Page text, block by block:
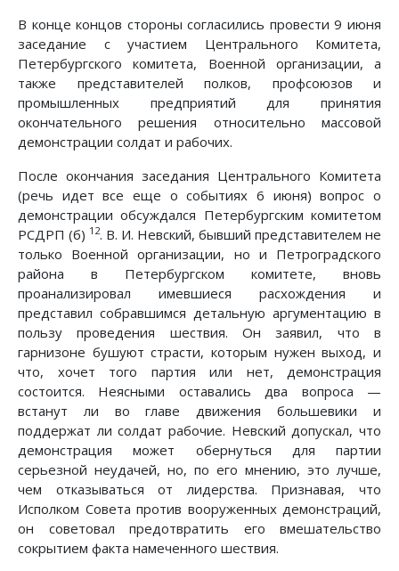
В конце концов стороны согласились провести 9 июня
заседание с участием Центрального Комитета,
Петербургского комитета, Военной организации, а
также представителей полков, профсоюзов и
промышленных предприятий для принятия
окончательного решения относительно массовой
демонстрации солдат и рабочих.
После окончания заседания Центрального Комитета
(речь идет все еще о событиях 6 июня) вопрос о
демонстрации обсуждался Петербургским комитетом
РСДРП (б) 12. В. И. Невский, бывший представителем не
только Военной организации, но и Петроградского
района в Петербургском комитете, вновь
проанализировал имевшиеся расхождения и
представил собравшимся детальную аргументацию в
пользу проведения шествия. Он заявил, что в
гарнизоне бушуют страсти, которым нужен выход, и
что, хочет того партия или нет, демонстрация
состоится. Неясными оставались два вопроса —
встанут ли во главе движения большевики и
поддержат ли солдат рабочие. Невский допускал, что
демонстрация может обернуться для партии
серьезной неудачей, но, по его мнению, это лучше,
чем отказываться от лидерства. Признавая, что
Исполком Совета против вооруженных демонстраций,
он советовал предотвратить его вмешательство
сокрытием факта намеченного шествия.